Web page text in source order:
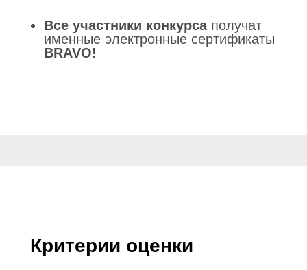
Все участники конкурсаполучат
именные электронные сертификаты
BRAVO!
Критерии оценки